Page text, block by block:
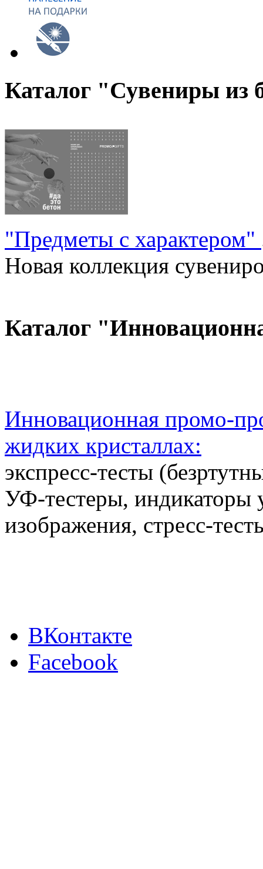
Каталог "Сувениры из
"Предметы с характером"
Новая коллекция
Каталог
Инновационная промо-
жидких кристаллах:
экспресс-тесты
УФ-тестеры, индикаторы
изображения, стресс-
ВКонтакте
Facebook